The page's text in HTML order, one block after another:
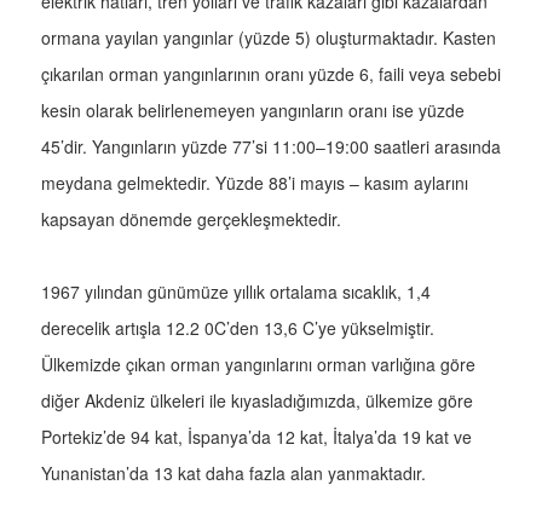
ormana yayılan yangınlar (yüzde 5) oluşturmaktadır. Kasten
çıkarılan orman yangınlarının oranı yüzde 6, faili veya sebebi
kesin olarak belirlenemeyen yangınların oranı ise yüzde
45’dir. Yangınların yüzde 77’si 11:00–19:00 saatleri arasında
meydana gelmektedir. Yüzde 88’i mayıs – kasım aylarını
kapsayan dönemde gerçekleşmektedir.
1967 yılından günümüze yıllık ortalama sıcaklık, 1,4
derecelik artışla 12.2 0C’den 13,6 C’ye yükselmiştir.
Ülkemizde çıkan orman yangınlarını orman varlığına göre
diğer Akdeniz ülkeleri ile kıyasladığımızda, ülkemize göre
Portekiz’de 94 kat, İspanya’da 12 kat, İtalya’da 19 kat ve
Yunanistan’da 13 kat daha fazla alan yanmaktadır.